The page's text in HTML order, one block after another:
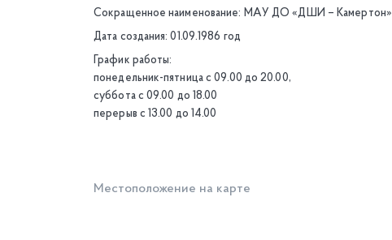
Сокращенное наименование: МАУ ДО «ДШИ – Камертон»
Дата создания: 01.09.1986 год
График работы:
понедельник-пятница с 09.00 до 20.00,
суббота с 09.00 до 18.00
перерыв с 13.00 до 14.00
Местоположение на карте